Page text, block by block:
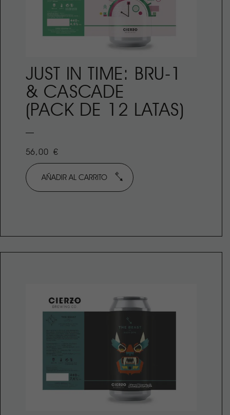
JUST IN TIME: BRU-1
& CASCADE
(PACK DE 12 LATAS)
56,00€
AÑADIR AL CARRITO